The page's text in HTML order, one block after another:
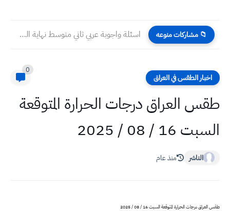
📁 مشاركات منوعه اسئلة واجوبة عربي ثاني متوسط نهاية السنة 2023
اخبار الطقس في العراق
0
طقس العراق درجات الحرارة المتوقعة
السبت 16 / 08 / 2025
الناشر منذ عام
طقس العراق درجات الحرارة المتوقعة السبت 16 / 08 / 2025